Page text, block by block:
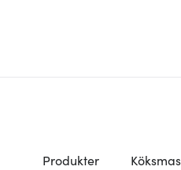
Produkter